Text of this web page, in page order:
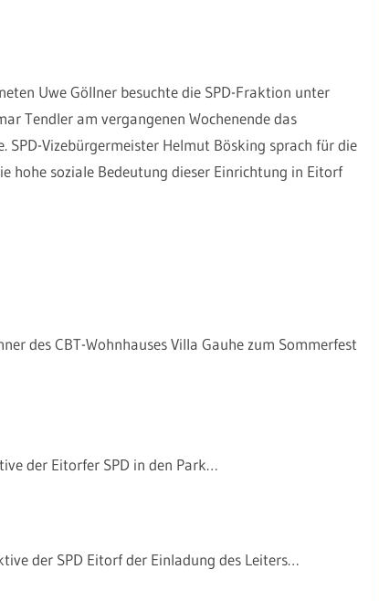
Uwe Göllner besuchte die SPD-Fraktion unter
Tendler am vergangenen Wochenende das
Vizebürgermeister Helmut Bösking sprach für die
hohe soziale Bedeutung dieser Einrichtung in Eitorf
des CBT-Wohnhauses Villa Gauhe zum Sommerfest
der Eitorfer SPD in den Park…
der SPD Eitorf der Einladung des Leiters…